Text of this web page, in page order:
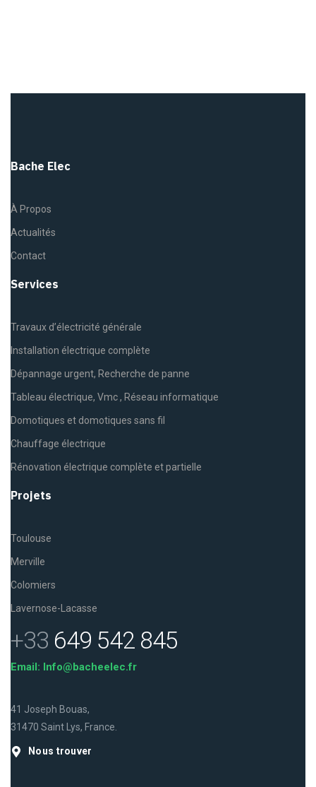
Bache Elec
À Propos
Actualités
Contact
Services
Travaux d’électricité générale
Installation électrique complète
Dépannage urgent, Recherche de panne
Tableau électrique, Vmc , Réseau informatique
Domotiques et domotiques sans fil
Chauffage électrique
Rénovation électrique complète et partielle
Projets
Toulouse
Merville
Colomiers
Lavernose-Lacasse
+33 649 542 845
Email: Info@bacheelec.fr
41 Joseph Bouas,
31470 Saint Lys, France.
Nous trouver